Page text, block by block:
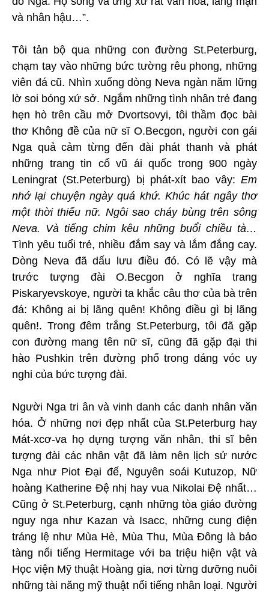
và nhân hậu…”.
Tôi tản bộ qua những con đường St.Peterburg,
chạm tay vào những bức tường rêu phong, những
viên đá cũ. Nhìn xuống dòng Neva ngàn năm lững
lờ soi bóng xứ sở. Ngắm những tình nhân trẻ đang
hẹn hò trên cầu mở Dvortsovyi, tôi thầm đọc bài
thơ Không đề của nữ sĩ O.Becgon, người con gái
Nga quả cảm từng đến đài phát thanh và phát
những trang tin cổ vũ ái quốc trong 900 ngày
Leningrat (St.Peterburg) bị phát-xít bao vây: Em
nhớ lại chuyện ngày quá khứ. Khúc hát ngây thơ
một thời thiếu nữ. Ngôi sao cháy bùng trên sông
Neva. Và tiếng chim kêu những buổi chiều tà…
Tình yêu tuổi trẻ, nhiều đắm say và lắm đắng cay.
Dòng Neva đã dấu lưu điều đó. Có lẽ vậy mà
trước tượng đài O.Becgon ở nghĩa trang
Piskaryevskoye, người ta khắc câu thơ của bà trên
đá: Không ai bị lãng quên! Không điều gì bị lãng
quên!. Trong đêm trắng St.Peterburg, tôi đã gặp
con đường mang tên nữ sĩ, cũng đã gặp đại thi
hào Pushkin trên đường phố trong dáng vóc uy
nghi của bức tượng đài.
Người Nga tri ân và vinh danh các danh nhân văn
hóa. Ở những nơi đẹp nhất của St.Peterburg hay
Mát-xcơ-va họ dựng tượng văn nhân, thi sĩ bên
tượng đài các nhân vật đã làm nên lịch sử nước
Nga như Piot Đại đế, Nguyên soái Kutuzop, Nữ
hoàng Katherine Đệ nhị hay vua Nikolai Đệ nhất…
Cũng ở St.Peterburg, cạnh những tòa giáo đường
nguy nga như Kazan và Isacc, những cung điện
tráng lệ như Mùa Hè, Mùa Thu, Mùa Đông là bảo
tàng nổi tiếng Hermitage với ba triệu hiện vật và
Học viện Mỹ thuật Hoàng gia, nơi từng dưỡng nuôi
những tài năng mỹ thuật nổi tiếng nhân loại. Người